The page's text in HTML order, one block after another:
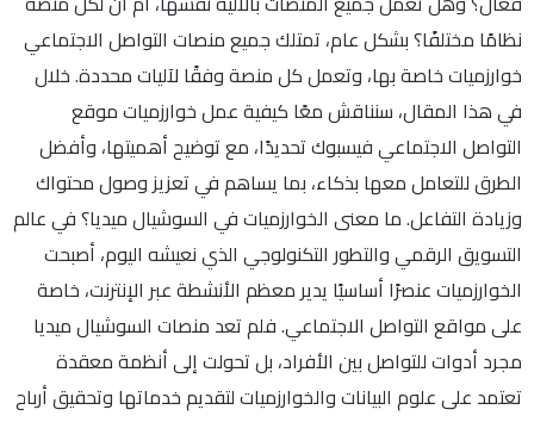
نظامًا مختلفًا؟ بشكل عام، تمتلك جميع منصات التواصل الاجتماعي
خوارزميات خاصة بها، وتعمل كل منصة وفقًا لآليات محددة. خلال
في هذا المقال، سنناقش معًا كيفية عمل خوارزميات موقع
التواصل الاجتماعي فيسبوك تحديدًا، مع توضيح أهميتها، وأفضل
الطرق للتعامل معها بذكاء، بما يساهم في تعزيز وصول محتواك
وزيادة التفاعل. ما معنى الخوارزميات في السوشيال ميديا؟ في عالم
التسويق الرقمي والتطور التكنولوجي الذي نعيشه اليوم، أصبحت
الخوارزميات عنصرًا أساسيًا يدير معظم الأنشطة عبر الإنترنت، خاصة
على مواقع التواصل الاجتماعي. فلم تعد منصات السوشيال ميديا
مجرد أدوات للتواصل بين الأفراد، بل تحولت إلى أنظمة معقدة
تعتمد على علوم البيانات والخوارزميات لتقديم خدماتها وتحقيق أرباح